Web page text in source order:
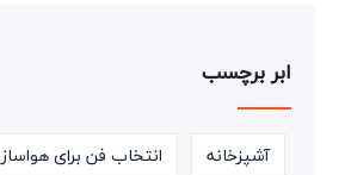
ابر برچسب
آشپزخانه
انتخاب فن برای هواساز